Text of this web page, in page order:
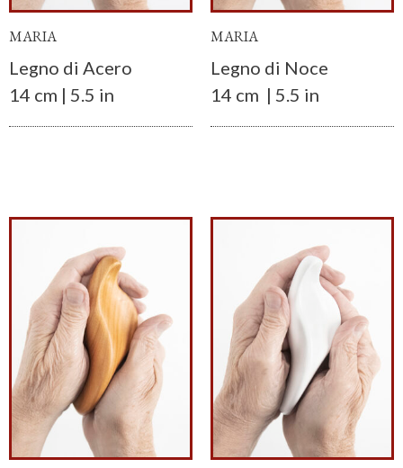
MARIA
Legno di Acero
14 cm | 5.5 in
MARIA
Legno di Noce
14 cm | 5.5 in